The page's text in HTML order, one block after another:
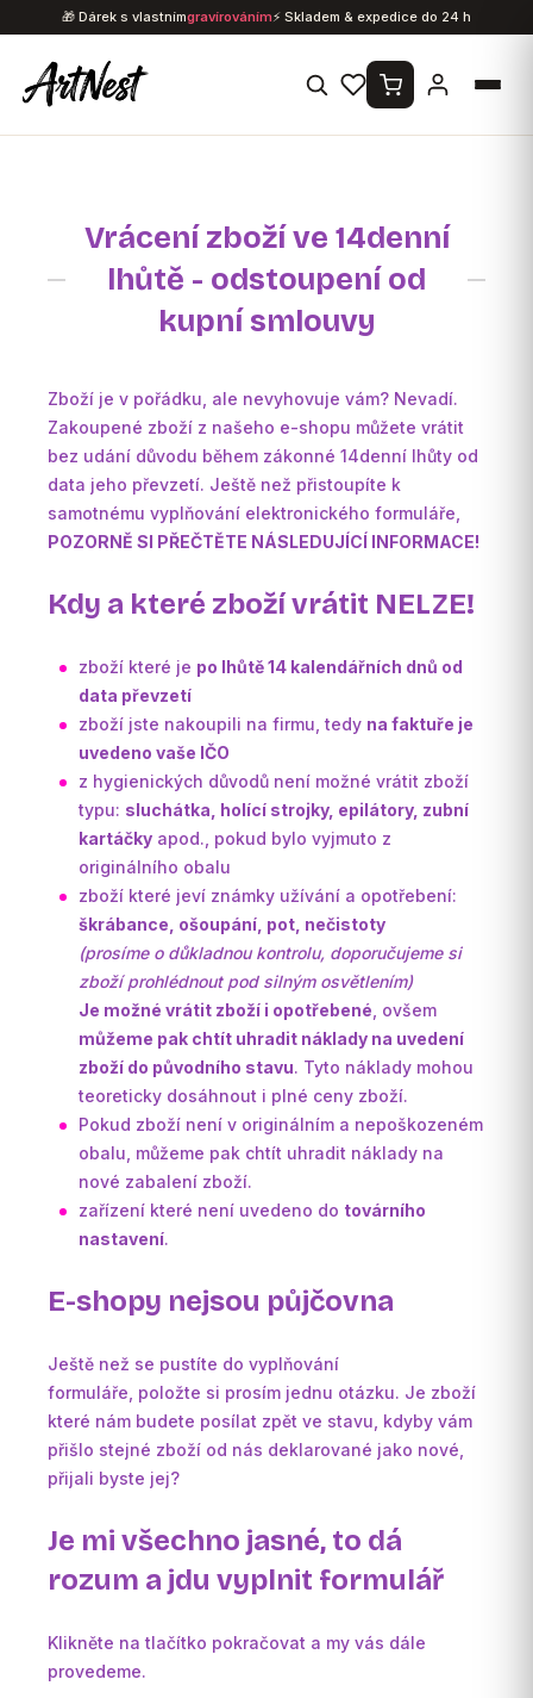
na
obsah
🎁 Dárek s vlastnímgravírováním⚡ Skladem & expedice do 24 h
Vrácení zboží ve 14denní
lhůtě - odstoupení od
kupní smlouvy
Zboží je v pořádku, ale nevyhovuje vám? Nevadí.
Zakoupené zboží z našeho e-shopu můžete vrátit
bez udání důvodu během zákonné 14denní lhůty od
data jeho převzetí. Ještě než přistoupíte k
samotnému vyplňování elektronického formuláře,
POZORNĚ SI PŘEČTĚTE NÁSLEDUJÍCÍ INFORMACE!
Kdy a které zboží vrátit NELZE!
zboží které je po lhůtě 14 kalendářních dnů od
data převzetí
zboží jste nakoupili na firmu, tedy na faktuře je
uvedeno vaše IČO
z hygienických důvodů není možné vrátit zboží
typu: sluchátka, holící strojky, epilátory, zubní
kartáčky apod., pokud bylo vyjmuto z
originálního obalu
zboží které jeví známky užívání a opotřebení:
škrábance, ošoupání, pot, nečistoty
(prosíme o důkladnou kontrolu, doporučujeme si
zboží prohlédnout pod silným osvětlením)
Je možné vrátit zboží i opotřebené , ovšem
můžeme pak chtít uhradit náklady na uvedení
zboží do původního stavu. Tyto náklady mohou
teoreticky dosáhnout i plné ceny zboží.
Pokud zboží není v originálním a nepoškozeném
obalu, můžeme pak chtít uhradit náklady na
nové zabalení zboží.
zařízení které není uvedeno do továrního
nastavení.
E-shopy nejsou půjčovna
Ještě než se pustíte do vyplňování
formuláře, položte si prosím jednu otázku. Je zboží
které nám budete posílat zpět ve stavu, kdyby vám
přišlo stejné zboží od nás deklarované jako nové,
přijali byste jej?
Je mi všechno jasné, to dá
rozum a jdu vyplnit formulář
Klikněte na tlačítko pokračovat a my vás dále
provedeme.